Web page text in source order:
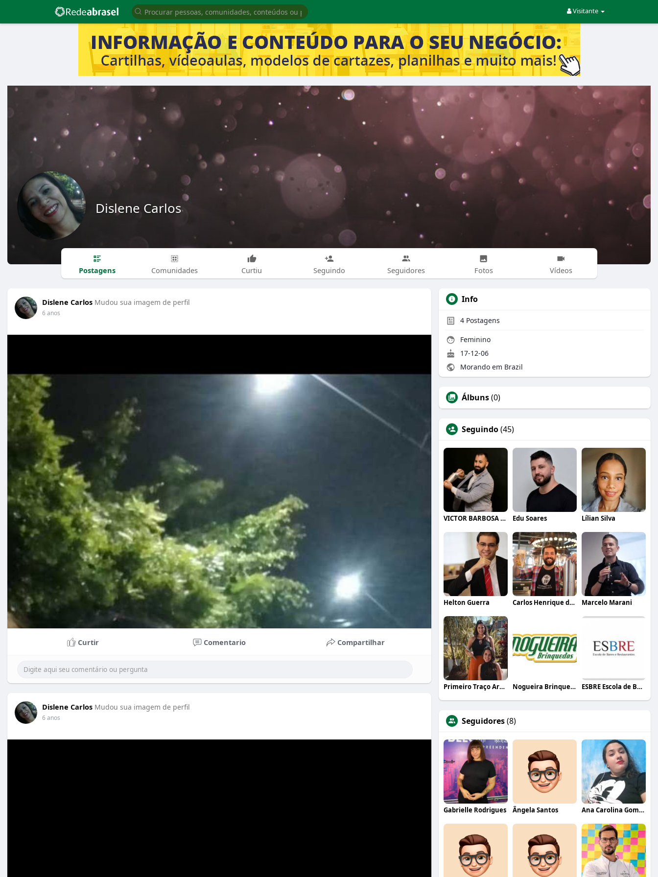
Visitante
Dislene Carlos
Postagens Comunidades Curtiu Seguindo Seguidores Fotos Vídeos
Dislene Carlos Mudou sua imagem de perfil
6 anos
Curtir Comentario Compartilhar
Dislene Carlos Mudou sua imagem de perfil
6 anos
Info
4 Postagens
Feminino
17-12-06
Morando em Brazil
Álbuns(0)
Seguindo(45)
VICTOR BARBOSA QUARANTA Edu Soares Lílian Silva
Helton Guerra Carlos Henrique de Faria Vasconcelos Marcelo Marani
Primeiro Traço Arquitetura Nogueira Brinquedos ESBRE Escola de Bares e Restaurantes
Seguidores(8)
Gabrielle Rodrigues Ângela Santos Ana Carolina Gomes